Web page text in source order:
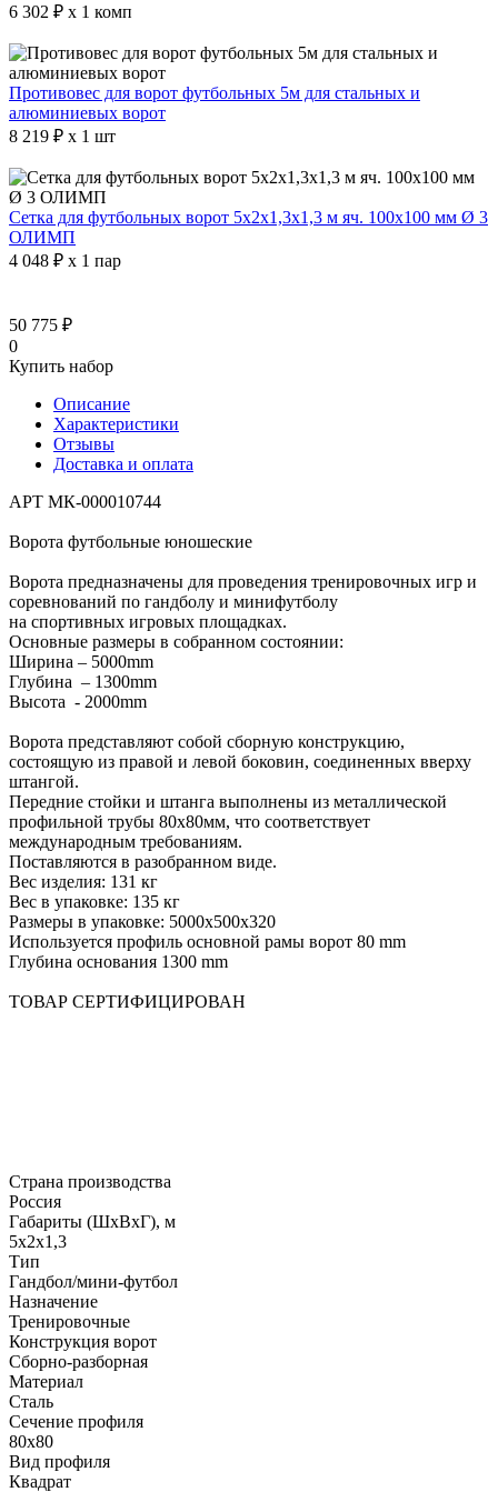
6 302 ₽ x 1 комп
Противовес для ворот футбольных 5м для стальных и
алюминиевых ворот
8 219 ₽ x 1 шт
Сетка для футбольных ворот 5х2х1,3х1,3 м яч. 100х100 мм Ø 3
ОЛИМП
4 048 ₽ x 1 пар
50 775 ₽
0
Купить набор
Описание
Характеристики
Отзывы
Доставка и оплата
АРТ МК-000010744
Ворота футбольные юношеские
Ворота предназначены для проведения тренировочных игр и
соревнований по гандболу и минифутболу
на спортивных игровых площадках.
Основные размеры в собранном состоянии:
Ширина – 5000mm
Глубина – 1300mm
Высота - 2000mm
Ворота представляют собой сборную конструкцию,
состоящую из правой и левой боковин, соединенных вверху
штангой.
Передние стойки и штанга выполнены из металлической
профильной трубы 80х80мм, что соответствует
международным требованиям.
Поставляются в разобранном виде.
Вес изделия: 131 кг
Вес в упаковке: 135 кг
Размеры в упаковке: 5000х500х320
Используется профиль основной рамы ворот 80 mm
Глубина основания 1300 mm
ТОВАР СЕРТИФИЦИРОВАН
Страна производства
Россия
Габариты (ШхВхГ), м
5х2х1,3
Тип
Гандбол/мини-футбол
Назначение
Тренировочные
Конструкция ворот
Сборно-разборная
Материал
Сталь
Сечение профиля
80х80
Вид профиля
Квадрат